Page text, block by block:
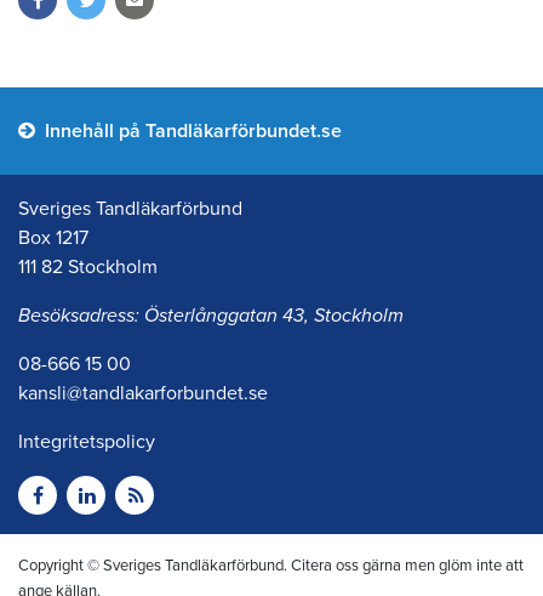
Innehåll på Tandläkarförbundet.se
Sveriges Tandläkarförbund
Box 1217
111 82 Stockholm
Besöksadress: Österlånggatan 43, Stockholm
08-666 15 00
kansli@tandlakarforbundet.se
Integritetspolicy
Copyright © Sveriges Tandläkarförbund. Citera oss gärna men glöm inte att
ange källan.